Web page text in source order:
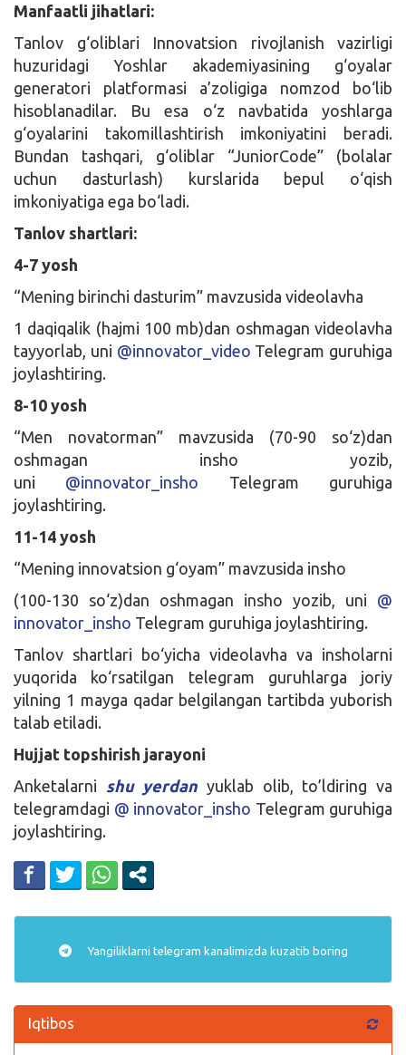
Manfaatli jihatlari:
Tanlov g‘oliblari Innovatsion rivojlanish vazirligi
huzuridagi Yoshlar akademiyasining g‘oyalar
generatori platformasi a’zoligiga nomzod bo‘lib
hisoblanadilar. Bu esa o‘z navbatida yoshlarga
g‘oyalarini takomillashtirish imkoniyatini beradi.
Bundan tashqari, g‘oliblar “JuniorCode” (bolalar
uchun dasturlash) kurslarida bepul o‘qish
imkoniyatiga ega bo‘ladi.
Tanlov shartlari:
4-7 yosh
“Mening birinchi dasturim” mavzusida videolavha
1 daqiqalik (hajmi 100 mb)dan oshmagan videolavha
tayyorlab, uni @innovator_video Telegram guruhiga
joylashtiring.
8-10 yosh
“Men novatorman” mavzusida (70-90 so‘z)dan
oshmagan insho yozib,
uni @innovator_insho Telegram guruhiga
joylashtiring.
11-14 yosh
“Mening innovatsion g‘oyam” mavzusida insho
(100-130 so‘z)dan oshmagan insho yozib, uni @
innovator_insho Telegram guruhiga joylashtiring.
Tanlov shartlari bo‘yicha videolavha va insholarni
yuqorida ko‘rsatilgan telegram guruhlarga joriy
yilning 1 mayga qadar belgilangan tartibda yuborish
talab etiladi.
Hujjat topshirish jarayoni
Anketalarni shu yerdan yuklab olib, to’ldiring va
telegramdagi @ innovator_insho Telegram guruhiga
joylashtiring.
Yangiliklarni telegram kanalimizda kuzatib boring
Iqtibos